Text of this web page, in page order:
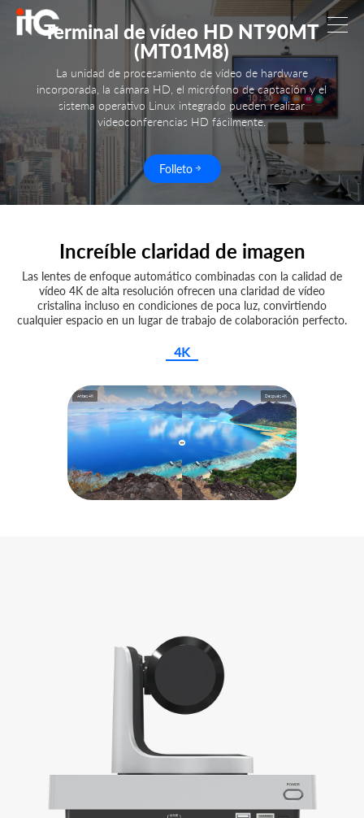
Terminal de vídeo HD NT90MT
(MT01M8)
La unidad de procesamiento de vídeo de hardware
incorporada, la cámara HD, el micrófono de captación y el
sistema operativo Linux integrado pueden realizar
videoconferencias HD fácilmente.
Folleto
Increíble claridad de imagen
Las lentes de enfoque automático combinadas con la calidad de
vídeo 4K de alta resolución ofrecen una claridad de vídeo
cristalina incluso en condiciones de poca luz, convirtiendo
cualquier espacio en un lugar de trabajo de colaboración perfecto.
4K
Antes 4K Después 4K